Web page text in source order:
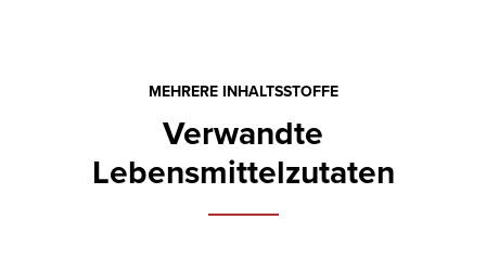
MEHRERE INHALTSSTOFFE
Verwandte
Lebensmittelzutaten